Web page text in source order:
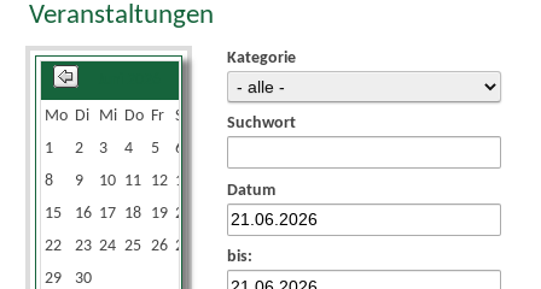
Veranstaltungen
Mo Di Mi Do Fr Sa
1
2 3 4 5 6
8
9 10 11 12 13
15
16 17 18 19 20
22
23 24 25 26 27
29
30
Kategorie
Suchwort
Datum
bis: